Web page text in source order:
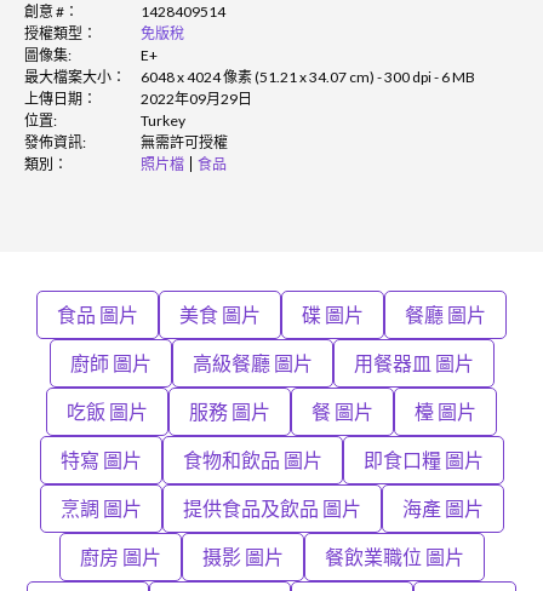
創意 #：
1428409514
授權類型：
免版稅
圖像集:
E+
最大檔案大小：
6048 x 4024 像素 (51.21 x 34.07 cm) - 300 dpi - 6 MB
上傳日期：
2022年09月29日
位置:
Turkey
發佈資訊:
無需許可授權
類別：
照片檔 食品
食品 圖片 美食 圖片 碟 圖片 餐廳 圖片
廚師 圖片 高級餐廳 圖片 用餐器皿 圖片
吃飯 圖片 服務 圖片 餐 圖片 檯 圖片
特寫 圖片 食物和飲品 圖片 即食口糧 圖片
烹調 圖片 提供食品及飲品 圖片 海產 圖片
廚房 圖片 摄影 圖片 餐飲業職位 圖片